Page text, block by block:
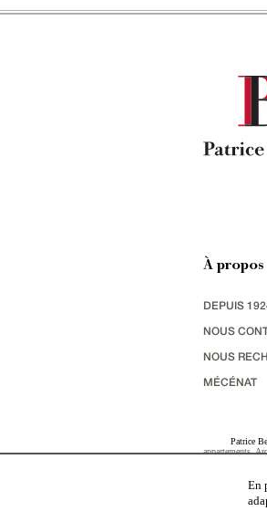
À propos
DEPUIS
NOUS
NOUS
MÉCÉNAT
Patrice
appartements,
En